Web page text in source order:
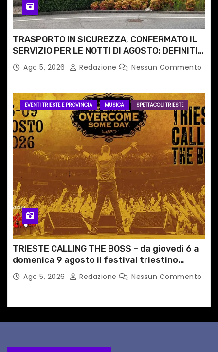
TRASPORTO IN SICUREZZA, CONFERMATO IL
SERVIZIO PER LE NOTTI DI AGOSTO: DEFINITI
PERCORSI, FERMATE E ORARIO
Ago 5, 2026 Redazione Nessun Commento
EVENTI TRIESTE E PROVINCIA MUSICA SPETTACOLI TRIESTE
TRIESTE CALLING THE BOSS – da giovedì 6 a
domenica 9 agosto il festival triestino
dedicato a Springsteen
Ago 5, 2026 Redazione Nessun Commento